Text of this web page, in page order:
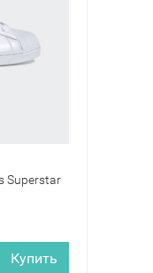
Superstar
Купить